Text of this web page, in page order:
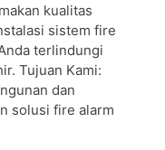
kualitas
sistem fire
terlindungi
Tujuan Kami:
dan
solusi fire alarm